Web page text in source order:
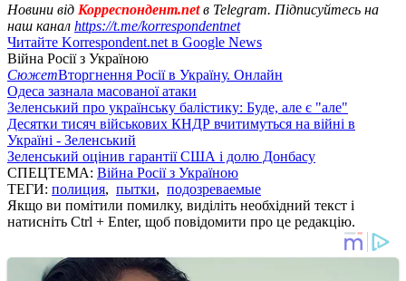
Новини від Корреспондент.netв Telegram. Підписуйтесь на
наш канал https://t.me/korrespondentnet
Читайте Korrespondent.net в Google News
Війна Росії з Україною
СюжетВторгнення Росії в Україну. Онлайн
Одеса зазнала масованої атаки
Зеленський про українську балістику: Буде, але є "але"
Десятки тисяч військових КНДР вчитимуться на війні в
Україні - Зеленський
Зеленський оцінив гарантії США і долю Донбасу
СПЕЦТЕМА: Війна Росії з Україною
ТЕГИ: полиция, пытки, подозреваемые
Якщо ви помітили помилку, виділіть необхідний текст і
натисніть Ctrl + Enter, щоб повідомити про це редакцію.